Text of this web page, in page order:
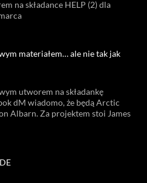
na składance HELP (2) dla
materiałem… ale nie tak jak
utworem na składankę
dM wiadomo, że będą Arctic
Albarn. Za projektem stoi James